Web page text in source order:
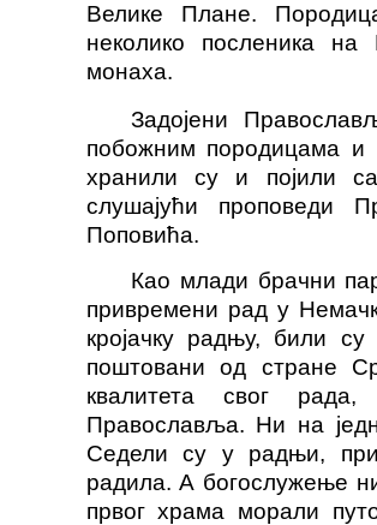
Велике Плане.
неколико посленика
монаха.
Задојени
побожним породицама и
хранили су и појили
слушајући проповеди
Поповића.
Као млади брачни
привремени рад у
кројачку радњу, били
поштовани од стране
квалитета свог
Православља. Ни на
Седели су у радњи,
радила. А богослужење
првог храма морали